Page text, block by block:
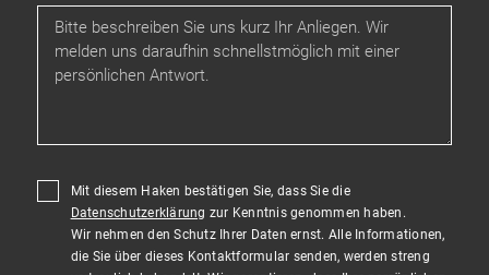
Mit diesem Haken bestätigen Sie, dass Sie die
Datenschutzerklärung zur Kenntnis genommen haben.
Wir nehmen den Schutz Ihrer Daten ernst. Alle Informationen,
die Sie über dieses Kontaktformular senden, werden streng